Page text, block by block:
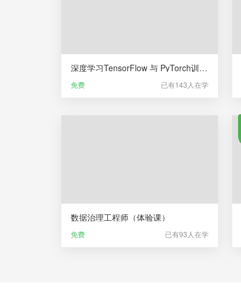
深度学习TensorFlow 与 PyTorch训练营（体验课）
免费 已有143人在学
数据治理工程师（体验课）
免费 已有93人在学